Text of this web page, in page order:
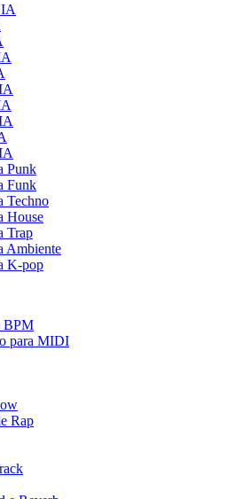
Punk
Funk
Techno
House
Trap
Ambiente
K-pop
BPM
para MIDI
Rap